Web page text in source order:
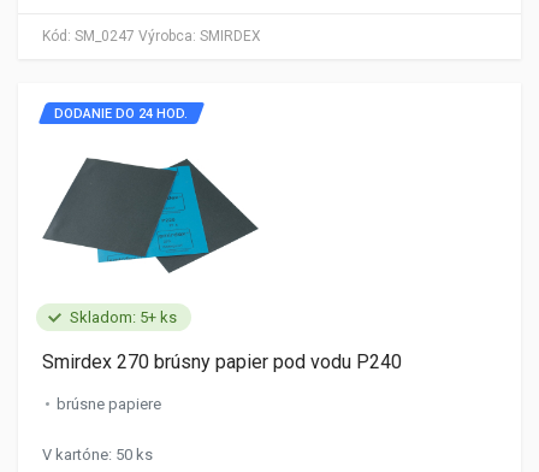
Kód: SM_0247 Výrobca: SMIRDEX
Skladom: 5+ ks
DODANIE DO 24 HOD.
Smirdex 270 brúsny papier pod vodu P240
brúsne papiere
V kartóne: 50 ks